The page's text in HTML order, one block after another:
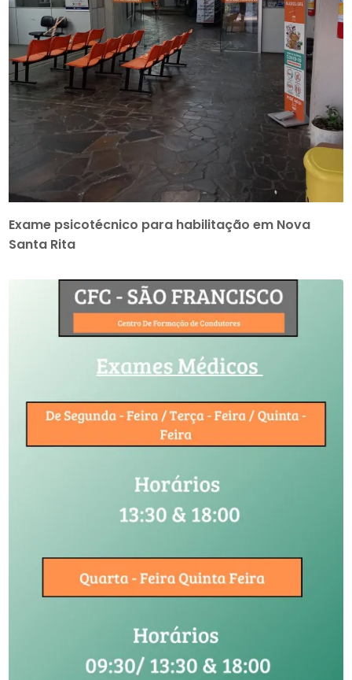
Exame psicotécnico para habilitação em Nova
Santa Rita